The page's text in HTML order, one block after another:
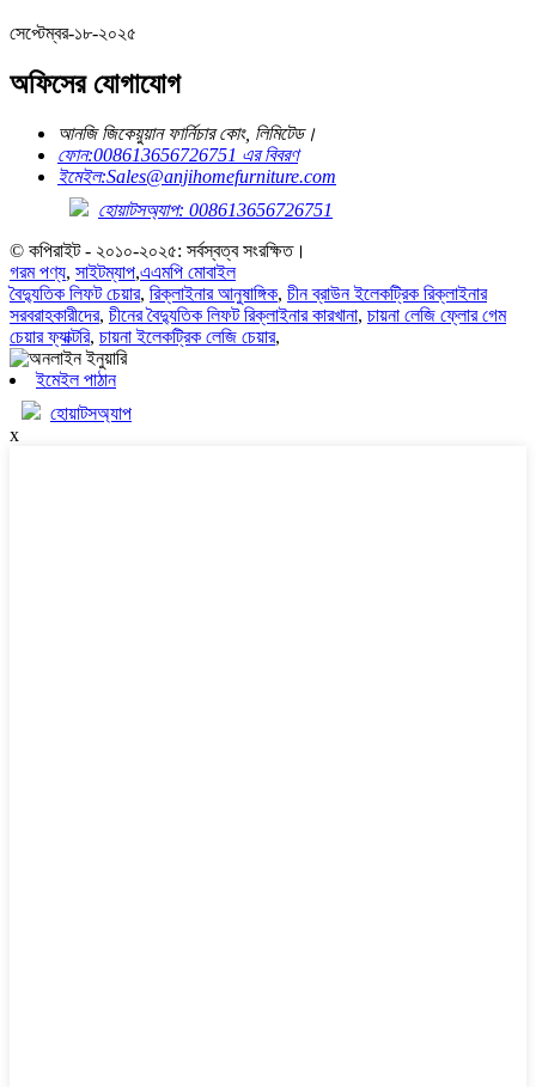
সেপ্টেম্বর-১৮-২০২৫
অফিসের যোগাযোগ
আনজি জিকেয়ুয়ান ফার্নিচার কোং, লিমিটেড।
ফোন:008613656726751 এর বিবরণ
ইমেইল:Sales@anjihomefurniture.com
হোয়াটসঅ্যাপ: 008613656726751
© কপিরাইট - ২০১০-২০২৫: সর্বস্বত্ব সংরক্ষিত।
গরম পণ্য, সাইটম্যাপ,এএমপি মোবাইল
বৈদ্যুতিক লিফট চেয়ার, রিক্লাইনার আনুষাঙ্গিক, চীন ব্রাউন ইলেকট্রিক রিক্লাইনার
সরবরাহকারীদের, চীনের বৈদ্যুতিক লিফট রিক্লাইনার কারখানা, চায়না লেজি ফ্লোর গেম
চেয়ার ফ্যাক্টরি, চায়না ইলেকট্রিক লেজি চেয়ার,
ইমেইল পাঠান
হোয়াটসঅ্যাপ
x